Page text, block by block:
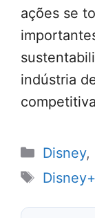
ações se
indústria
Disney,
Tags
Disney+